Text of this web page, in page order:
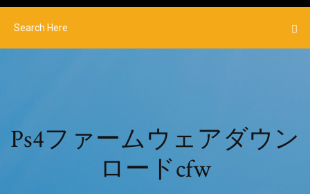
Ps4ファームウェアダウン
ロードcfw